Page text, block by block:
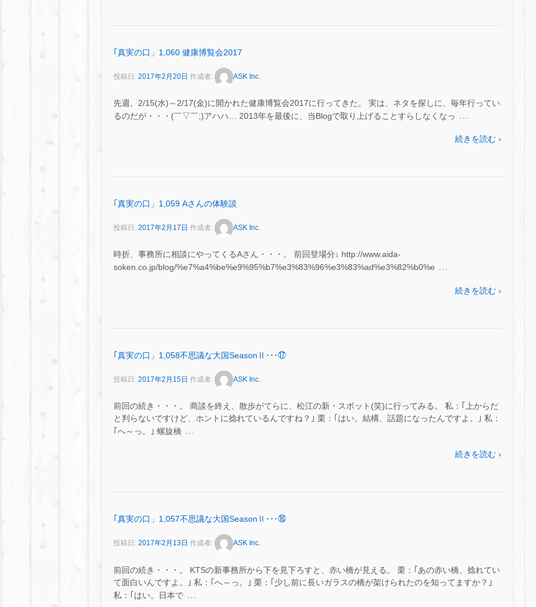
｢真実の口」1,060 健康博覧会2017
投稿日: 2017年2月20日 作成者: ASK Inc.
先週、2/15(水)～2/17(金)に開かれた健康博覧会2017に行ってきた。 実は、ネタを探しに、毎年行ってい
るのだが・・・(￣▽￣;)アハハ… 2013年を最後に、当Blogで取り上げることすらしなくなっ …
続きを読む ›
｢真実の口」1,059 Aさんの体験談
投稿日: 2017年2月17日 作成者: ASK Inc.
時折、事務所に相談にやってくるAさん・・・。 前回登場分↓ http://www.aida-
soken.co.jp/blog/%e7%a4%be%e9%95%b7%e3%83%96%e3%83%ad%e3%82%b0%e …
続きを読む ›
｢真実の口」1,058不思議な大国SeasonⅡ･･･⑰
投稿日: 2017年2月15日 作成者: ASK Inc.
前回の続き・・・。 商談を終え、散歩がてらに、松江の新・スポット(笑)に行ってみる。 私：｢上からだ
と判らないですけど、ホントに捻れているんですね？｣ 栗：｢はい。結構、話題になったんですよ。｣ 私：
｢へ～っ。｣ 螺旋橋 …
続きを読む ›
｢真実の口」1,057不思議な大国SeasonⅡ･･･⑯
投稿日: 2017年2月13日 作成者: ASK Inc.
前回の続き・・・。 KTSの新事務所から下を見下ろすと、赤い橋が見える。 栗：｢あの赤い橋、捻れてい
て面白いんですよ。｣ 私：｢へ～っ。｣ 栗：｢少し前に長いガラスの橋が架けられたのを知ってますか？｣
私：｢はい。日本で …